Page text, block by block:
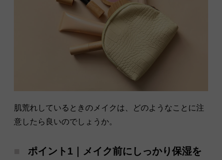
肌荒れしているときのメイクは、どのようなことに注
意したら良いのでしょうか。
ポイント1｜メイク前にしっかり保湿を